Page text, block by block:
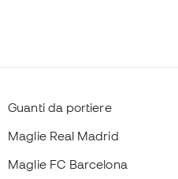
Guanti da portiere
Maglie Real Madrid
Maglie FC Barcelona